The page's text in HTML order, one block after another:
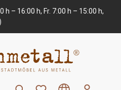
h – 16:00 h, Fr. 7:00 h – 15:00 h,